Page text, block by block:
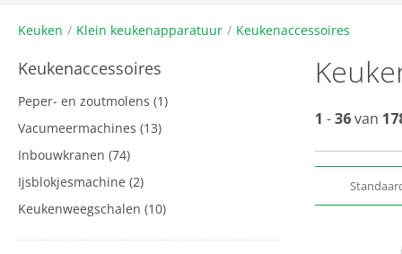
Keuken Klein keukenapparatuur Keukenaccessoires
Keukenaccessoires
Peper- en zoutmolens (1)
Vacumeermachines (13)
Inbouwkranen (74)
Ijsblokjesmachine (2)
Keukenweegschalen (10)
1 -36van